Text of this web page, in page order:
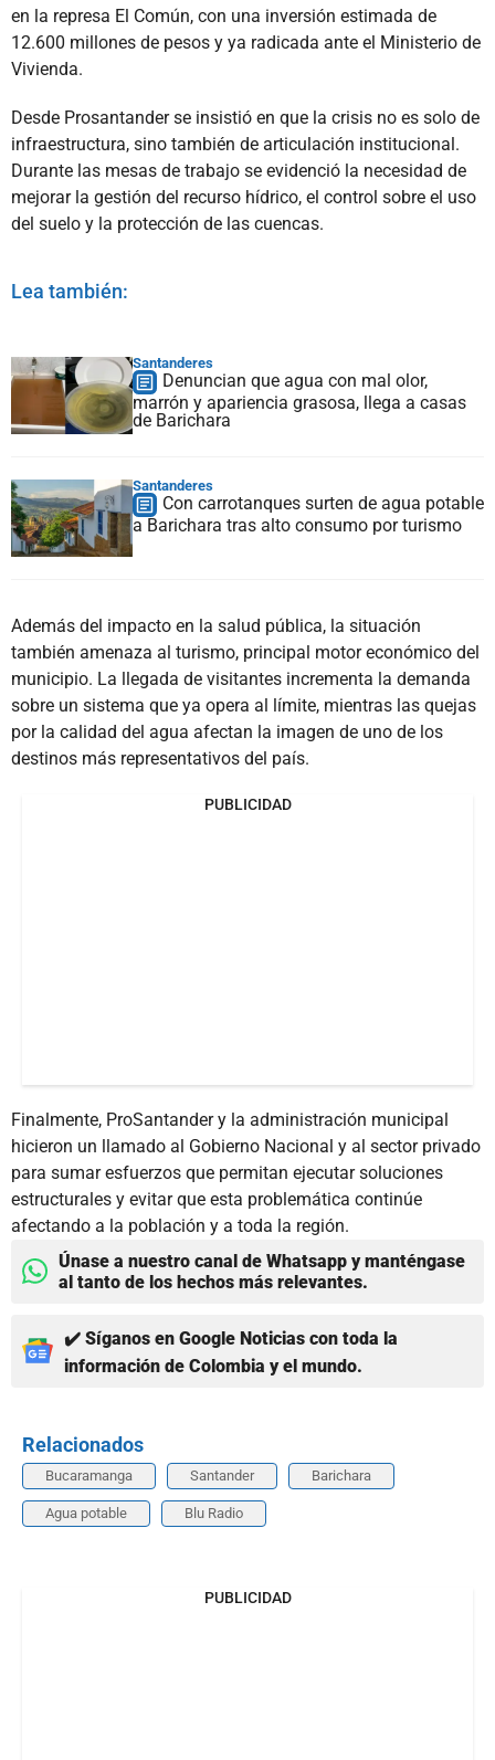
en la represa El Común, con una inversión estimada de
12.600 millones de pesos y ya radicada ante el Ministerio de
Vivienda.
Desde Prosantander se insistió en que la crisis no es solo de
infraestructura, sino también de articulación institucional.
Durante las mesas de trabajo se evidenció la necesidad de
mejorar la gestión del recurso hídrico, el control sobre el uso
del suelo y la protección de las cuencas.
Lea también:
Santanderes
Denuncian que agua con mal olor,
marrón y apariencia grasosa, llega a casas
de Barichara
Santanderes
Con carrotanques surten de agua potable
a Barichara tras alto consumo por turismo
Además del impacto en la salud pública, la situación
también amenaza al turismo, principal motor económico del
municipio. La llegada de visitantes incrementa la demanda
sobre un sistema que ya opera al límite, mientras las quejas
por la calidad del agua afectan la imagen de uno de los
destinos más representativos del país.
PUBLICIDAD
Finalmente, ProSantander y la administración municipal
hicieron un llamado al Gobierno Nacional y al sector privado
para sumar esfuerzos que permitan ejecutar soluciones
estructurales y evitar que esta problemática continúe
afectando a la población y a toda la región.
Únase a nuestro canal de Whatsapp y manténgase
al tanto de los hechos más relevantes.
✔️ Síganos en Google Noticias con toda la
información de Colombia y el mundo.
Relacionados
Bucaramanga Santander Barichara
Agua potable Blu Radio
PUBLICIDAD